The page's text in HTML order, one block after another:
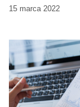
15 marca 2022